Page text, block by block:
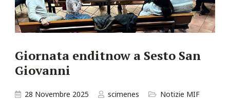
Giornata enditnow a Sesto San
Giovanni
28 Novembre 2025 scimenes
Notizie MIF